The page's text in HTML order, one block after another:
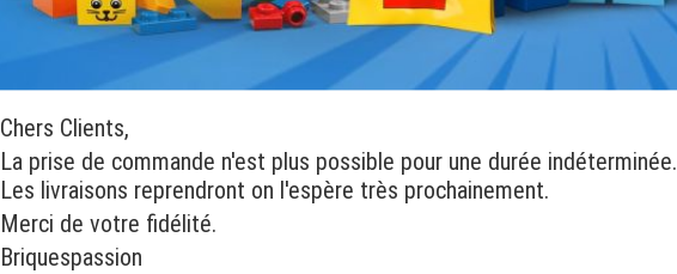
Chers Clients,
La prise de commande n'est plus possible pour une durée indéterminée.
Les livraisons reprendront on l'espère très prochainement.
Merci de votre fidélité.
Briquespassion